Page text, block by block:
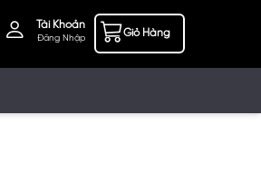
Tài Khoản
Đăng Nhập Giỏ Hàng